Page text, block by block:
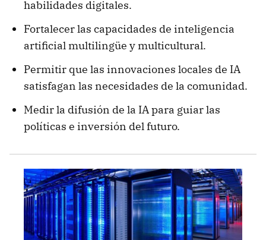
habilidades digitales.
Fortalecer las capacidades de inteligencia
artificial multilingüe y multicultural.
Permitir que las innovaciones locales de IA
satisfagan las necesidades de la comunidad.
Medir la difusión de la IA para guiar las
políticas e inversión del futuro.